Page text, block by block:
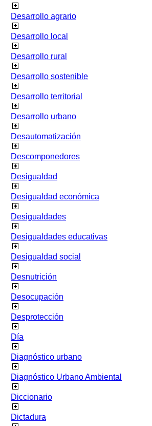
Desarrollo agrario
Desarrollo local
Desarrollo rural
Desarrollo sostenible
Desarrollo territorial
Desarrollo urbano
Desautomatización
Descomponedores
Desigualdad
Desigualdad económica
Desigualdades
Desigualdades educativas
Desigualdad social
Desnutrición
Desocupación
Desprotección
Día
Diagnóstico urbano
Diagnóstico Urbano Ambiental
Diccionario
Dictadura